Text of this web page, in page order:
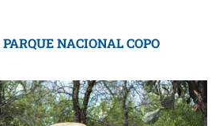
PARQUE NACIONAL COPO